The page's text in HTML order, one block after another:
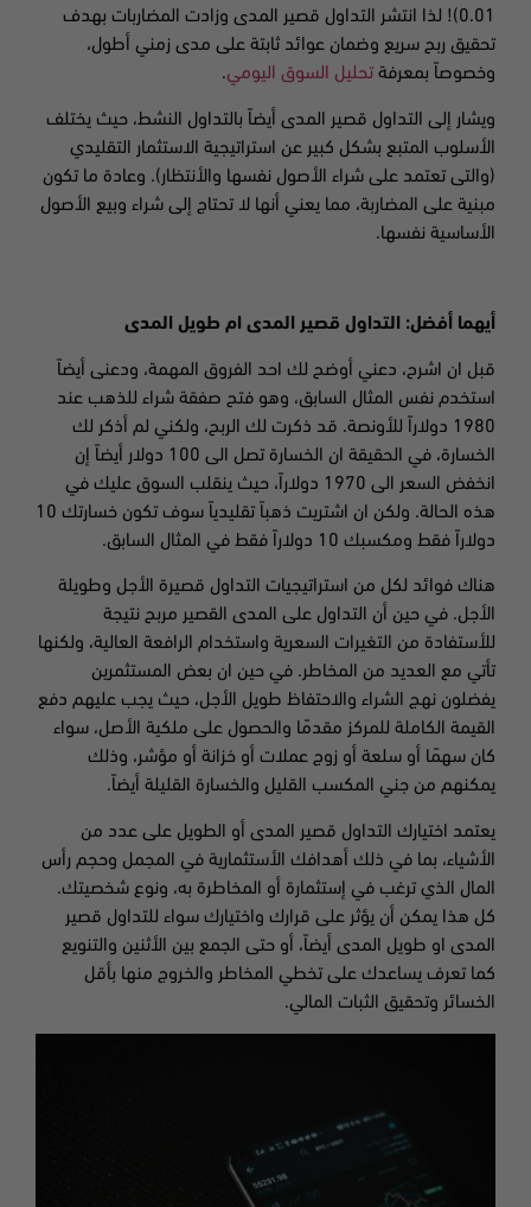
0.01)! لذا انتشر التداول قصير المدى وزادت المضاربات بهدف
تحقيق ربح سريع وضمان عوائد ثابتة على مدى زمني أطول،
وخصوصاً بمعرفة تحليل السوق اليومي.
ويشار إلى التداول قصير المدى أيضاً بالتداول النشط، حيث يختلف
الأسلوب المتبع بشكل كبير عن استراتيجية الاستثمار التقليدي
(والتى تعتمد على شراء الأصول نفسها والأنتظار). وعادة ما تكون
مبنية على المضاربة، مما يعني أنها لا تحتاج إلى شراء وبيع الأصول
الأساسية نفسها.
أيهما أفضل: التداول قصير المدى ام طويل المدى
قبل ان اشرح، دعني أوضح لك احد الفروق المهمة، ودعنى أيضاً
استخدم نفس المثال السابق، وهو فتح صفقة شراء للذهب عند
1980 دولاراً للأونصة. قد ذكرت لك الربح، ولكني لم أذكر لك
الخسارة، في الحقيقة ان الخسارة تصل الى 100 دولار أيضاً إن
انخفض السعر الى 1970 دولاراً، حيث ينقلب السوق عليك في
هذه الحالة. ولكن ان اشتريت ذهباً تقليدياً سوف تكون خسارتك 10
دولاراً فقط ومكسبك 10 دولاراً فقط في المثال السابق.
هناك فوائد لكل من استراتيجيات التداول قصيرة الأجل وطويلة
الأجل. في حين أن التداول على المدى القصير مربح نتيجة
للأستفادة من التغيرات السعرية واستخدام الرافعة العالية، ولكنها
تأتي مع العديد من المخاطر. في حين ان بعض المستثمرين
يفضلون نهج الشراء والاحتفاظ طويل الأجل، حيث يجب عليهم دفع
القيمة الكاملة للمركز مقدمًا والحصول على ملكية الأصل، سواء
كان سهمًا أو سلعة أو زوج عملات أو خزانة أو مؤشر، وذلك
يمكنهم من جني المكسب القليل والخسارة القليلة أيضاً.
يعتمد اختيارك التداول قصير المدى أو الطويل على عدد من
الأشياء، بما في ذلك أهدافك الأستثمارية في المجمل وحجم رأس
المال الذي ترغب في إستثمارة أو المخاطرة به، ونوع شخصيتك.
كل هذا يمكن أن يؤثر على قرارك واختيارك سواء للتداول قصير
المدى او طويل المدى أيضاً، أو حتى الجمع بين الأثنين والتنويع
كما تعرف يساعدك على تخطي المخاطر والخروج منها بأقل
الخسائر وتحقيق الثبات المالي.